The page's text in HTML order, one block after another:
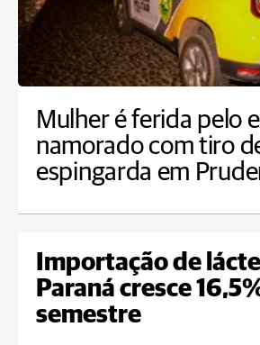
Mulher é ferida pelo
namorado com tiro
espingarda em
Importação de
Paraná cresce
semestre